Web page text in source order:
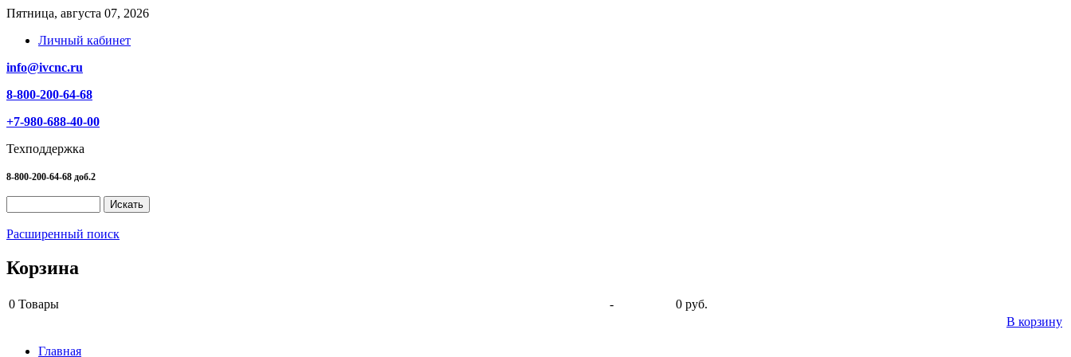
Пятница, августа 07, 2026
Личный кабинет
info@ivcnc.ru
8-800-200-64-68
+7-980-688-40-00
Техподдержка
8-800-200-64-68 доб.2
Расширенный поиск
Корзина
0 Товары -
0 руб.
В корзину
Главная